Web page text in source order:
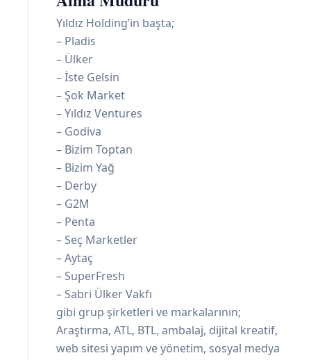
Yıldız Holding’in başta;
– Pladis
– Ülker
– İste Gelsin
– Şok Market
– Yıldız Ventures
– Godiva
– Bizim Toptan
– Bizim Yağ
– Derby
– G2M
– Penta
– Seç Marketler
– Aytaç
– SuperFresh
– Sabri Ülker Vakfı
gibi grup şirketleri ve markalarının;
Araştırma, ATL, BTL, ambalaj, dijital kreatif,
web sitesi yapım ve yönetim, sosyal medya